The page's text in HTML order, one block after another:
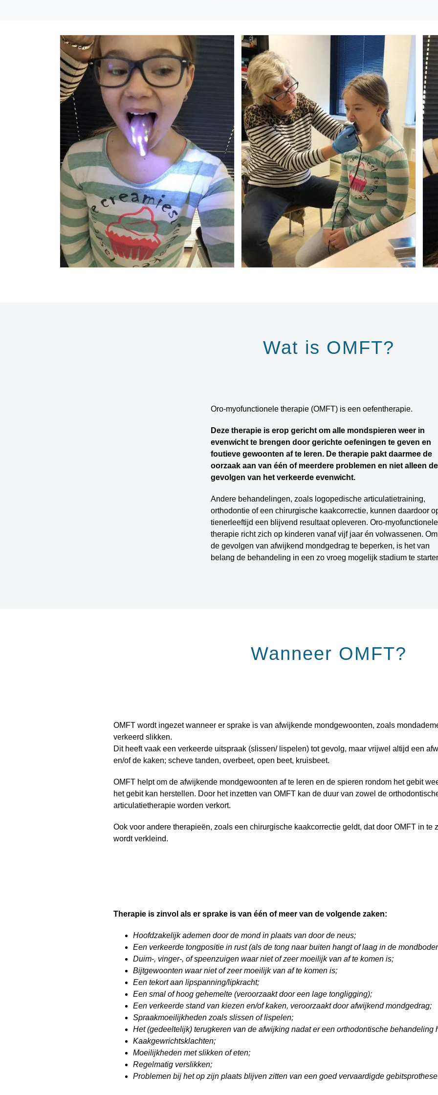
Wat is OMFT?
Oro-myofunctionele therapie (OMFT) is een oefentherapie.
Deze therapie is erop gericht om alle mondspieren weer in
evenwicht te brengen door gerichte oefeningen te geven en
foutieve gewoonten af te leren. De therapie pakt daarmee de
oorzaak aan van één of meerdere problemen en niet alleen de
gevolgen van het verkeerde evenwicht.
Andere behandelingen, zoals logopedische articulatietraining,
orthodontie of een chirurgische kaakcorrectie, kunnen daardoor
tienerleeftijd een blijvend resultaat opleveren. Oro-myofunctionele
therapie richt zich op kinderen vanaf vijf jaar én volwassenen. Om
de gevolgen van afwijkend mondgedrag te beperken, is het van
belang de behandeling in een zo vroeg mogelijk stadium te
Wanneer OMFT?
OMFT wordt ingezet wanneer er sprake is van afwijkende mondgewoonten, zoals
verkeerd slikken.
Dit heeft vaak een verkeerde uitspraak (slissen/ lispelen) tot gevolg, maar vrijwel altijd een
en/of de kaken; scheve tanden, overbeet, open beet, kruisbeet.
OMFT helpt om de afwijkende mondgewoonten af te leren en de spieren rondom het gebit
het gebit kan herstellen. Door het inzetten van OMFT kan de duur van zowel de
articulatietherapie worden verkort.
Ook voor andere therapieën, zoals een chirurgische kaakcorrectie geldt, dat door OMFT in te
wordt verkleind.
Therapie is zinvol als er sprake is van één of meer van de volgende zaken:
Hoofdzakelijk ademen door de mond in plaats van door de neus;
Een verkeerde tongpositie in rust (als de tong naar buiten hangt of laag in de
Duim-, vinger-, of speenzuigen waar niet of zeer moeilijk van af te komen is;
Bijtgewoonten waar niet of zeer moeilijk van af te komen is;
Een tekort aan lipspanning/lipkracht;
Een smal of hoog gehemelte (veroorzaakt door een lage tongligging);
Een verkeerde stand van kiezen en/of kaken, veroorzaakt door afwijkend mondgedrag;
Spraakmoeilijkheden zoals slissen of lispelen;
Het (gedeeltelijk) terugkeren van de afwijking nadat er een orthodontische behandeling
Kaakgewrichtsklachten;
Moeilijkheden met slikken of eten;
Regelmatig verslikken;
Problemen bij het op zijn plaats blijven zitten van een goed vervaardigde